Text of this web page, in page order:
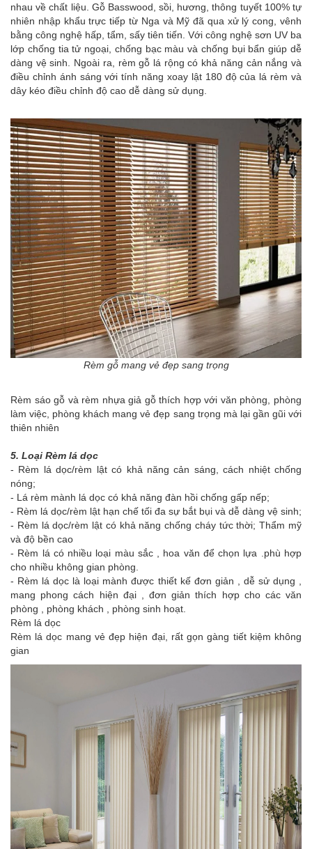
nhau về chất liệu. Gỗ Basswood, sồi, hương, thông tuyết 100% tự
nhiên nhập khẩu trực tiếp từ Nga và Mỹ đã qua xử lý cong, vênh
bằng công nghệ hấp, tẩm, sấy tiên tiến. Với công nghệ sơn UV ba
lớp chống tia tử ngoại, chống bạc màu và chống bụi bẩn giúp dễ
dàng vệ sinh. Ngoài ra, rèm gỗ lá rộng có khả năng cản nắng và
điều chỉnh ánh sáng với tính năng xoay lật 180 độ của lá rèm và
dây kéo điều chỉnh độ cao dễ dàng sử dụng.
Rèm gỗ mang vẻ đẹp sang trọng
Rèm sáo gỗ và rèm nhựa giả gỗ thích hợp với văn phòng, phòng
làm việc, phòng khách mang vẻ đẹp sang trọng mà lại gần gũi với
thiên nhiên
5. Loại Rèm lá dọc
- Rèm lá dọc/rèm lật có khả năng cản sáng, cách nhiệt chống
nóng;
- Lá rèm mành lá dọc có khả năng đàn hồi chống gấp nếp;
- Rèm lá dọc/rèm lật hạn chế tối đa sự bắt bụi và dễ dàng vệ sinh;
- Rèm lá dọc/rèm lật có khả năng chống cháy tức thời; Thẩm mỹ
và độ bền cao
- Rèm lá có nhiều loại màu sắc , hoa văn để chọn lựa .phù hợp
cho nhiều không gian phòng.
- Rèm lá dọc là loại mành được thiết kế đơn giản , dễ sử dụng ,
mang phong cách hiện đại , đơn giản thích hợp cho các văn
phòng , phòng khách , phòng sinh hoạt.
Rèm lá dọc
Rèm lá dọc mang vẻ đẹp hiện đại, rất gọn gàng tiết kiệm không
gian